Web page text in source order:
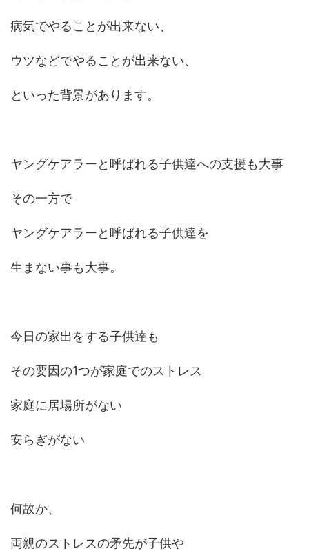
病気でやることが出来ない、
ウツなどでやることが出来ない、
といった背景があります。
ヤングケアラーと呼ばれる子供達への支援も大事
その一方で
ヤングケアラーと呼ばれる子供達を
生まない事も大事。
今日の家出をする子供達も
その要因の1つが家庭でのストレス
家庭に居場所がない
安らぎがない
何故か、
両親のストレスの矛先が子供や